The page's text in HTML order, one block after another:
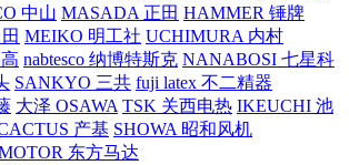
中山 MASADA 正田 HAMMER 锤牌
MEIKO 明工社 UCHIMURA 内村
nabtesco 纳博特斯克 NANABOSI 七星科
SANKYO 三共 fuji latex 不二精器
大泽 OSAWA TSK 关西电热 IKEUCHI 池
产基 SHOWA 昭和风机
东方马达